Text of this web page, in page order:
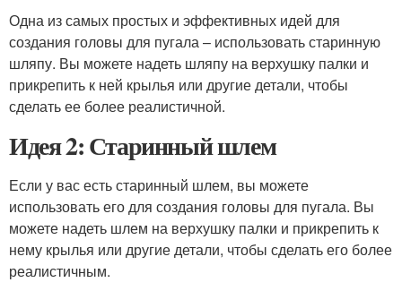
Одна из самых простых и эффективных идей для
создания головы для пугала – использовать старинную
шляпу. Вы можете надеть шляпу на верхушку палки и
прикрепить к ней крылья или другие детали, чтобы
сделать ее более реалистичной.
Идея 2: Старинный шлем
Если у вас есть старинный шлем, вы можете
использовать его для создания головы для пугала. Вы
можете надеть шлем на верхушку палки и прикрепить к
нему крылья или другие детали, чтобы сделать его более
реалистичным.